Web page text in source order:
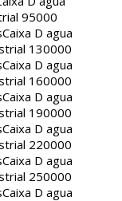
95000
Caixa D agua
130000
Caixa D agua
160000
Caixa D agua
190000
Caixa D agua
220000
Caixa D agua
250000
Caixa D agua